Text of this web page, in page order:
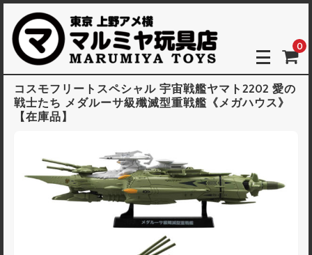
0
コスモフリートスペシャル 宇宙戦艦ヤマト2202 愛の
戦士たち メダルーサ級殲滅型重戦艦《メガハウス》
【在庫品】